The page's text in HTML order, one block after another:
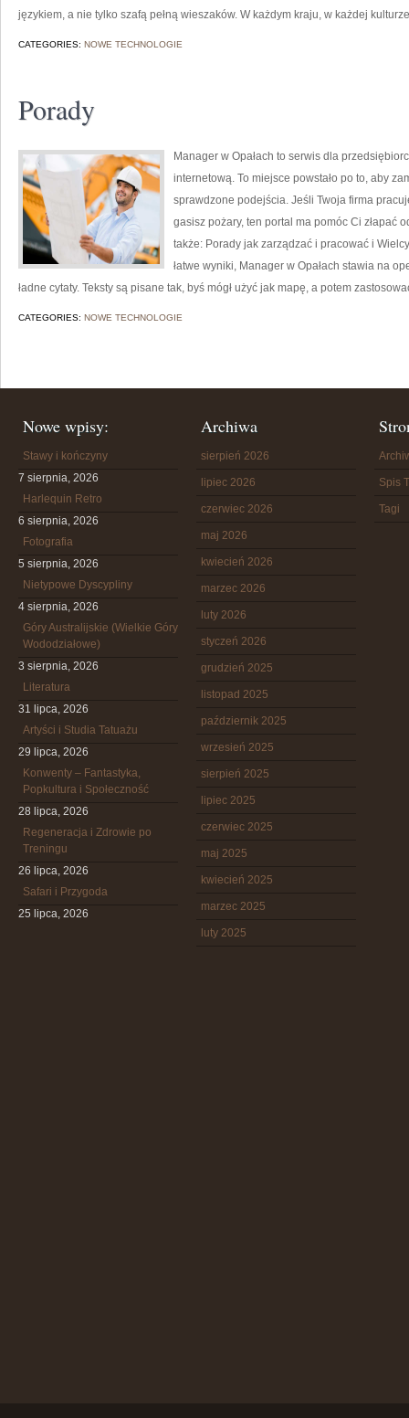
językiem, a nie tylko szafą pełną wieszaków. W każdym kraju, w każdej
CATEGORIES: NOWE TECHNOLOGIE
Porady
Manager w Opałach to serwis dla
internetową. To miejsce powstało po to, aby
sprawdzone podejścia. Jeśli Twoja firma
gasisz pożary, ten portal ma pomóc Ci złapać
także: Porady jak zarządzać i pracować i
łatwe wyniki, Manager w Opałach stawia na
ładne cytaty. Teksty są pisane tak, byś mógł użyć jak mapę, a potem
CATEGORIES: NOWE TECHNOLOGIE
Nowe wpisy:
Stawy i kończyny
7 sierpnia, 2026
Harlequin Retro
6 sierpnia, 2026
Fotografia
5 sierpnia, 2026
Nietypowe Dyscypliny
4 sierpnia, 2026
Góry Australijskie (Wielkie Góry
Wododziałowe)
3 sierpnia, 2026
Literatura
31 lipca, 2026
Artyści i Studia Tatuażu
29 lipca, 2026
Konwenty – Fantastyka,
Popkultura i Społeczność
28 lipca, 2026
Regeneracja i Zdrowie po
Treningu
26 lipca, 2026
Safari i Przygoda
25 lipca, 2026
Archiwa
sierpień 2026
lipiec 2026
czerwiec 2026
maj 2026
kwiecień 2026
marzec 2026
luty 2026
styczeń 2026
grudzień 2025
listopad 2025
październik 2025
wrzesień 2025
sierpień 2025
lipiec 2025
czerwiec 2025
maj 2025
kwiecień 2025
marzec 2025
luty 2025
Spis
Tagi